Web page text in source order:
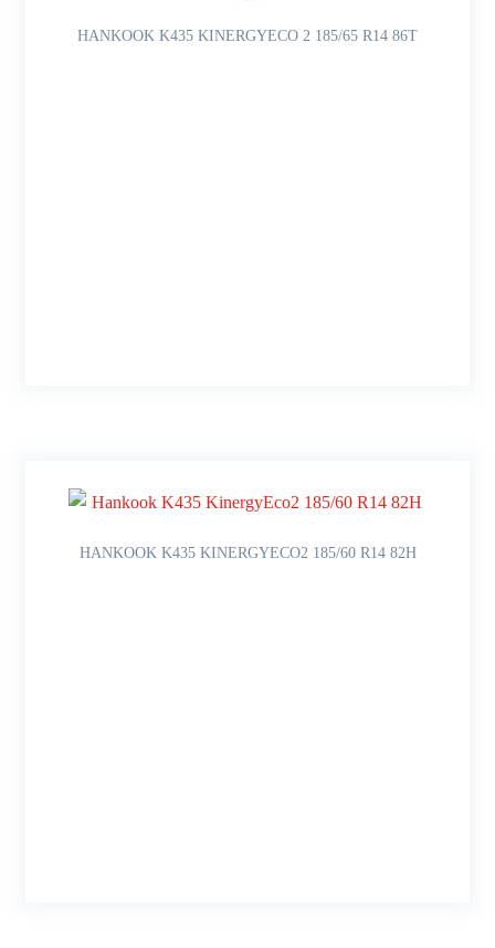
HANKOOK K435 KINERGYECO 2 185/65 R14 86T
HANKOOK K435 KINERGYECO2 185/60 R14 82H